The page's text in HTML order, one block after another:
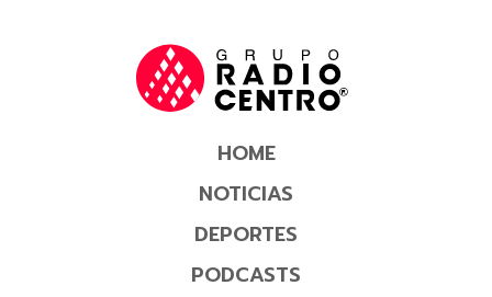
HOME
NOTICIAS
DEPORTES
PODCASTS